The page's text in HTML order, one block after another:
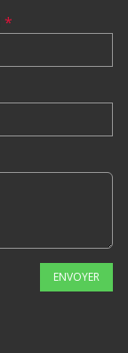
*
ENVOYER